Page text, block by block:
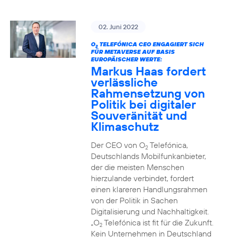
02. Juni 2022
O2TELEFÓNICA CEO ENGAGIERT SICH
FÜR METAVERSE AUF BASIS
EUROPÄISCHER WERTE:
Markus Haas fordert
verlässliche
Rahmensetzung von
Politik bei digitaler
Souveränität und
Klimaschutz
Der CEO von O2Telefónica,
Deutschlands Mobilfunkanbieter,
der die meisten Menschen
hierzulande verbindet, fordert
einen klareren Handlungsrahmen
von der Politik in Sachen
Digitalisierung und Nachhaltigkeit.
„O2Telefónica ist fit für die Zukunft.
Kein Unternehmen in Deutschland